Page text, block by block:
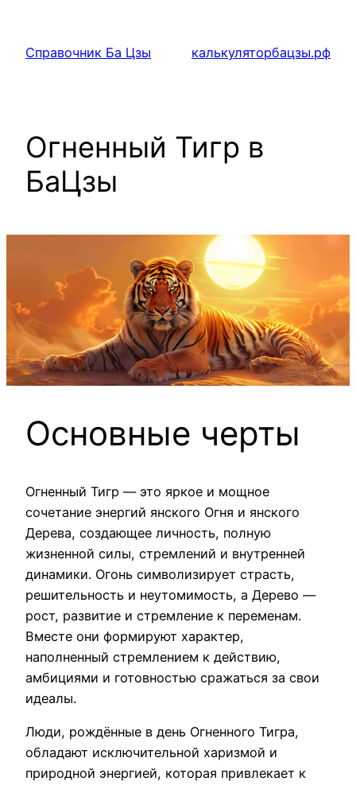
содержимому
Справочник Ба Цзы калькуляторбацзы.рф
Огненный Тигр в
БаЦзы
Основные черты
Огненный Тигр — это яркое и мощное
сочетание энергий янского Огня и янского
Дерева, создающее личность, полную
жизненной силы, стремлений и внутренней
динамики. Огонь символизирует страсть,
решительность и неутомимость, а Дерево —
рост, развитие и стремление к переменам.
Вместе они формируют характер,
наполненный стремлением к действию,
амбициями и готовностью сражаться за свои
идеалы.
Люди, рождённые в день Огненного Тигра,
обладают исключительной харизмой и
природной энергией, которая привлекает к